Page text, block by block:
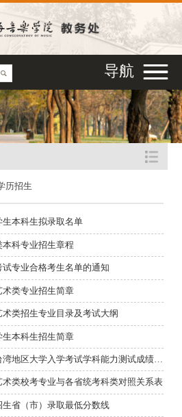
导航
历招生
本科生拟录取名单
科专业招生章程
专业合格考生名单的通知
术类专业招生简章
类招生专业目录及考试大纲
生本科生招生简章
上海音乐学院2026年依据台湾地区大学入学考试学科能力测试成绩招...
类校考专业与各省统考科类对照关系表
省（市）录取最低分数线